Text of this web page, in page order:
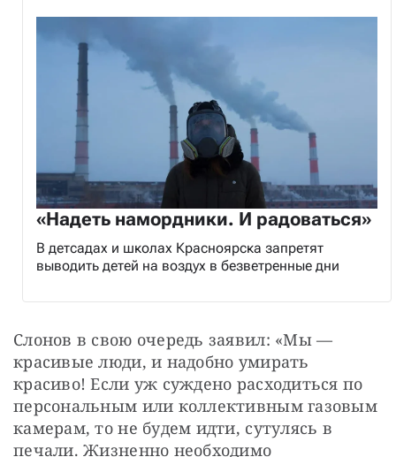
«Надеть намордники. И радоваться»
В детсадах и школах Красноярска запретят
выводить детей на воздух в безветренные дни
Слонов в свою очередь заявил: «Мы —
красивые люди, и надобно умирать
красиво! Если уж суждено расходиться по
персональным или коллективным газовым
камерам, то не будем идти, сутулясь в
печали. Жизненно необходимо